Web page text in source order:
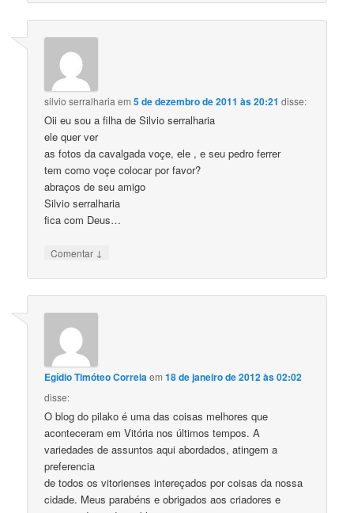
silvio serralharia em5 de dezembro de 2011 às 20:21 disse:
Oii eu sou a filha de Silvio serralharia
ele quer ver
as fotos da cavalgada voçe, ele , e seu pedro ferrer
tem como voçe colocar por favor?
abraços de seu amigo
Silvio serralharia
fica com Deus…
Comentar ↓
Egídio Timóteo Correiaem18 de janeiro de 2012 às 02:02
disse:
O blog do pilako é uma das coisas melhores que
aconteceram em Vitória nos últimos tempos. A
variedades de assuntos aqui abordados, atingem a
preferencia
de todos os vitorienses intereçados por coisas da nossa
cidade. Meus parabéns e obrigados aos criadores e